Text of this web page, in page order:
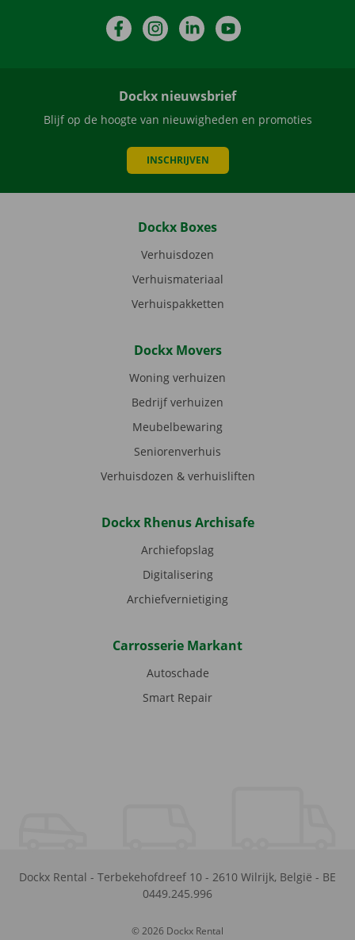
FacebookInstagramLinkedIn
Dockx nieuwsbrief
Blijf op de hoogte van nieuwigheden en promoties
INSCHRIJVEN
Dockx Boxes
Verhuisdozen
Verhuismateriaal
Verhuispakketten
Dockx Movers
Woning verhuizen
Bedrijf verhuizen
Meubelbewaring
Seniorenverhuis
Verhuisdozen & verhuisliften
Dockx Rhenus Archisafe
Archiefopslag
Digitalisering
Archiefvernietiging
Carrosserie Markant
Autoschade
Smart Repair
Dockx Rental - Terbekehofdreef 10 - 2610 Wilrijk, België - BE
0449.245.996
© 2026 Dockx Rental